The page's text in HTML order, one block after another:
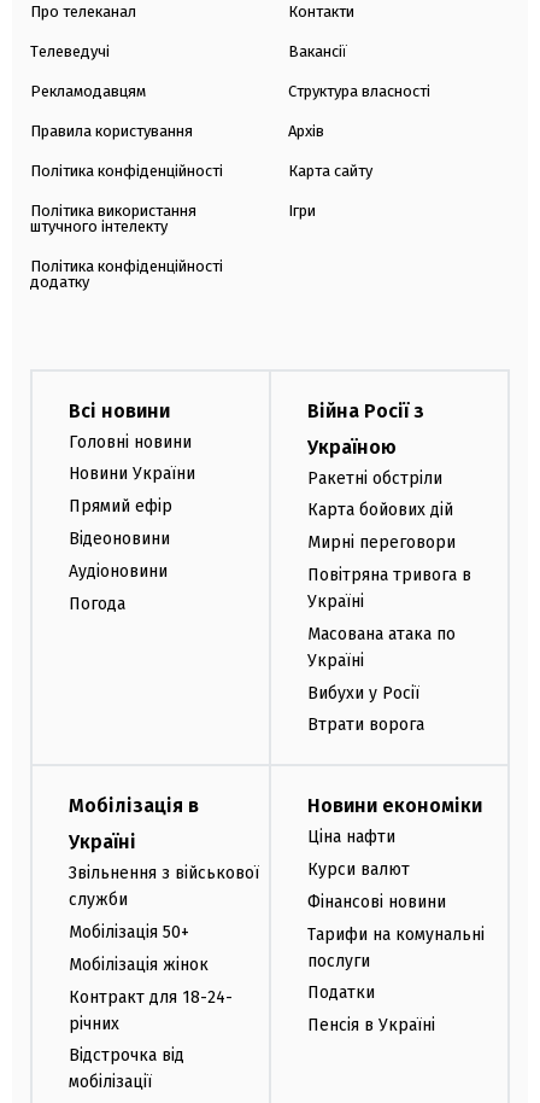
Про телеканал
Телеведучі
Рекламодавцям
Правила користування
Політика конфіденційності
Політика використання
штучного інтелекту
Політика конфіденційності
додатку
Контакти
Вакансії
Структура власності
Архів
Карта сайту
Ігри
Всі новини
Головні новини
Новини України
Прямий ефір
Відеоновини
Аудіоновини
Погода
Війна Росії з
Україною
Ракетні обстріли
Карта бойових дій
Мирні переговори
Повітряна тривога в
Україні
Масована атака по
Україні
Вибухи у Росії
Втрати ворога
Мобілізація в
Україні
Звільнення з військової
служби
Мобілізація 50+
Мобілізація жінок
Контракт для 18-24-
річних
Відстрочка від
мобілізації
Новини економіки
Ціна нафти
Курси валют
Фінансові новини
Тарифи на комунальні
послуги
Податки
Пенсія в Україні